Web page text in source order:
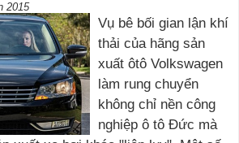
2015
Vụ bê bối gian lận khí
thải của hãng sản
xuất ôtô Volkswagen
làm rung chuyển
không chỉ nền công
nghiệp ô tô Đức mà